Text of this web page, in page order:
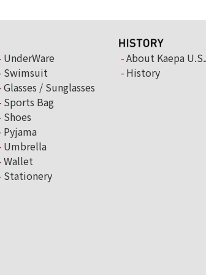
UnderWare
Swimsuit
Glasses / Sunglasses
Sports Bag
Shoes
Pyjama
Umbrella
Wallet
Stationery
About Kaepa
History